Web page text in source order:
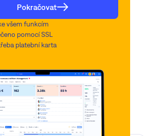
Pokračovat
všem funkcím
pomocí SSL
platební karta